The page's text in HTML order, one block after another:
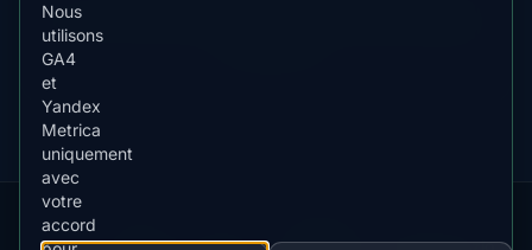
Pour des aurores plus lumineuses, envisagez
Our
·MistyWay· ·TanPilot·Benzio
Nous
utilisons
GA4
et
Yandex
Metrica
uniquement
avec
votre
accord